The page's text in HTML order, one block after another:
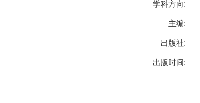
学科方向:
主编:
出版社:
出版时间: